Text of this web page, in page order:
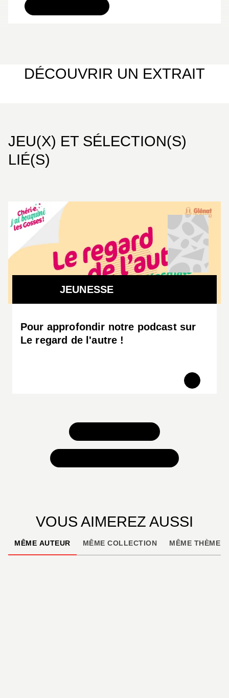
DÉCOUVRIR UN EXTRAIT
JEU(X) ET SÉLECTION(S)
LIÉ(S)
JEUNESSE
Pour approfondir notre podcast sur
Le regard de l'autre !
VOUS AIMEREZ AUSSI
MÊME AUTEUR MÊME COLLECTION MÊME THÈME